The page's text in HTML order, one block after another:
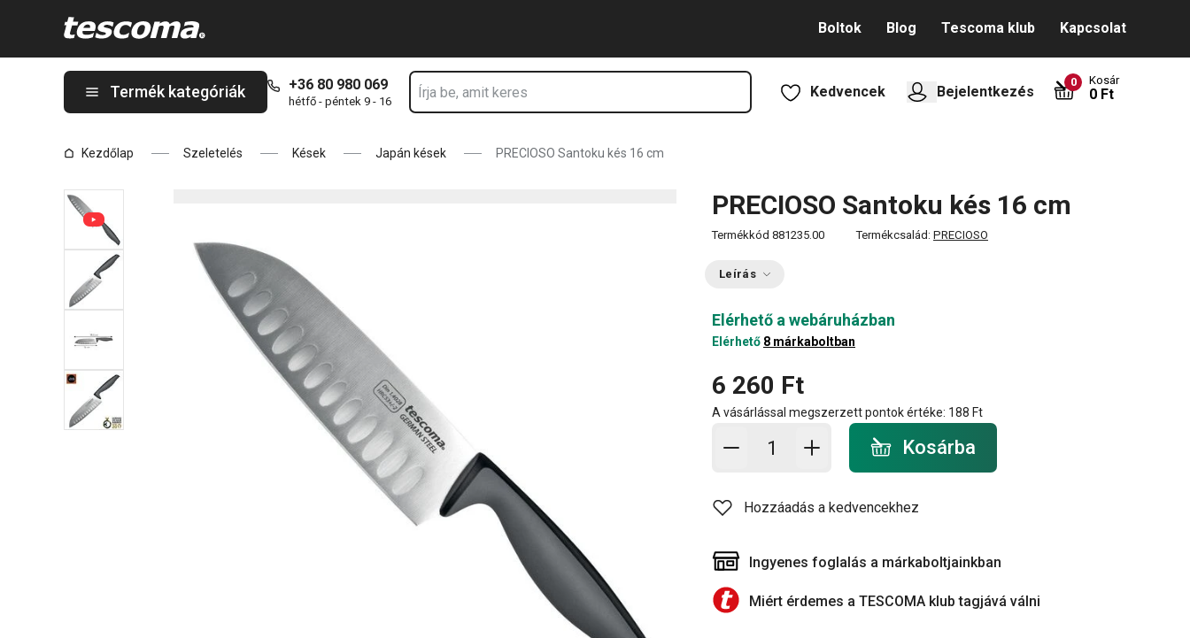
Boltok Blog Tescoma klub Kapcsolat
Termék kategóriák +36 80 980 069
hétfő - péntek 9 - 16
Kedvencek Bejelentkezés
0 Kosár
0 Ft
Kezdőlap Szeletelés Kések Japán kések PRECIOSO Santoku kés 16 cm
PRECIOSO Santoku kés 16 cm
Termékkód 881235.00 Termékcsalád: PRECIOSO
Leírás
Elérhető a webáruházban
Elérhető 8 márkaboltban
6 260 Ft
A vásárlással megszerzett pontok értéke: 188 Ft
Kosárba - mennyiség
Kosárba
Hozzáadás a kedvencekhez
Ingyenes foglalás a márkaboltjainkban
Miért érdemes a TESCOMA klub tagjává válni